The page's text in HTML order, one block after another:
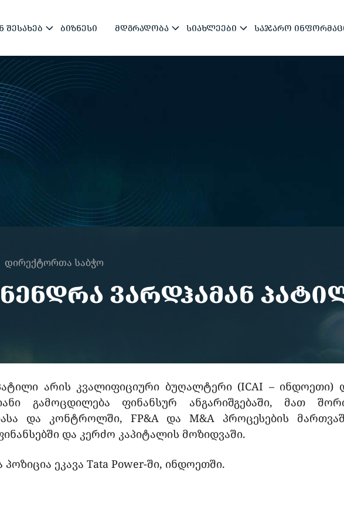
ᲨᲔᲡᲐᲮᲔᲑ ᲑᲘᲖᲜᲔᲡᲘ ᲛᲓᲒᲠᲐᲓᲝᲑᲐ ᲡᲘᲐᲮᲚᲔᲔᲑᲘ ᲡᲐᲯᲐᲠᲝ
დირექტორთა საბჭო
ᲕᲐᲠᲓᲰᲐᲛᲐᲜ
არის კვალიფიციური ბუღალტერი (ICAI – ინდოეთი)
გამოცდილება ფინანსურ ანგარიშგებაში, მათ
და კონტროლში, FP&A და M&A პროცესების
და კერძო კაპიტალის მოზიდვაში.
პოზიცია ეკავა Tata Power-ში, ინდოეთში.